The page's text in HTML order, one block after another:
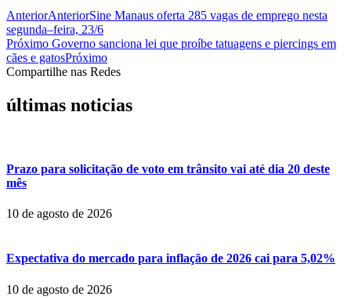
AnteriorAnteriorSine Manaus oferta 285 vagas de emprego nesta
segunda–feira, 23/6
Próximo Governo sanciona lei que proíbe tatuagens e piercings em
cães e gatosPróximo
Compartilhe nas Redes
últimas noticias
Prazo para solicitação de voto em trânsito vai até dia 20 deste
mês
10 de agosto de 2026
Expectativa do mercado para inflação de 2026 cai para 5,02%
10 de agosto de 2026